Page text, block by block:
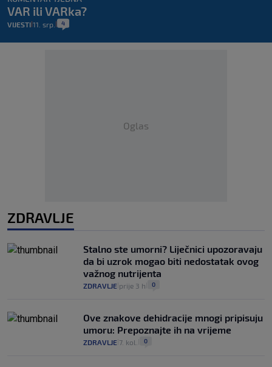
VAR ili VARka?
VIJESTI 11. srp. 4
Oglas
ZDRAVLJE
Stalno ste umorni? Liječnici upozoravaju
da bi uzrok mogao biti nedostatak ovog
važnog nutrijenta
ZDRAVLJE prije 3 h 0
Ove znakove dehidracije mnogi pripisuju
umoru: Prepoznajte ih na vrijeme
ZDRAVLJE 7. kol. 0